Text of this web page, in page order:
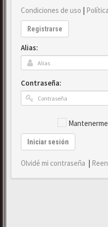
Condiciones de uso |
Registrarse
Alias:
Contraseña:
Iniciar sesión
Olvidé mi contraseña |